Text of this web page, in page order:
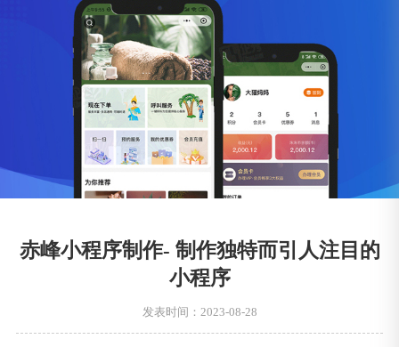
赤峰小程序制作- 制作独特而引人注目的
小程序
发表时间：2023-08-28